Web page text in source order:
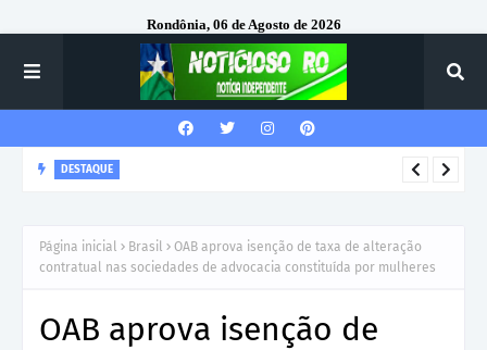
Rondônia, 06 de Agosto de 2026
DESTAQUE
Página inicial Brasil
OAB aprova isenção de taxa de alteração
contratual nas sociedades de advocacia constituída por mulheres
OAB aprova isenção de